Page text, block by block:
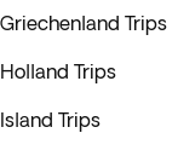
Griechenland Trips
Holland Trips
Island Trips